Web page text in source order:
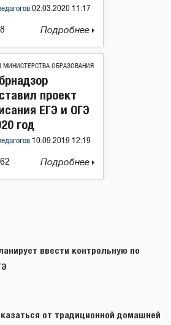
02.03.2020 11:17
Подробнее
МИНИСТЕРСТВА ОБРАЗОВАНИЯ
проект
ЕГЭ и ОГЭ
год
10.09.2019 12:19
Подробнее
ввести контрольную по
от традиционной домашней